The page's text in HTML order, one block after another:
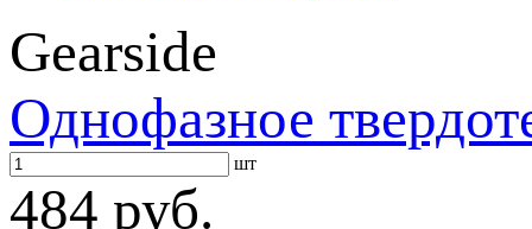
Gearside
Однофазное
шт
484 руб.